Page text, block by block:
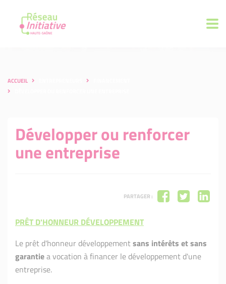
ACCUEIL
Développer ou renforcer
une entreprise
PARTAGER :
PRÊT D'HONNEUR DÉVELOPPEMENT
Le prêt d'honneur développementsans intérêts et sans
garantiea vocation à financer le développement d'une
entreprise.